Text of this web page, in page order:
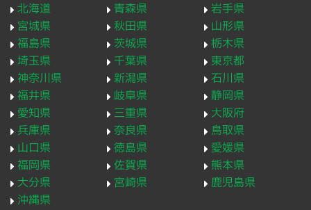
北海道 青森県
岩手県
宮城県
秋田県
山形県
福島県
茨城県
栃木県
埼玉県
千葉県
東京都
神奈川県
新潟県
石川県
福井県
岐阜県
静岡県
愛知県
三重県
大阪府
兵庫県
奈良県
鳥取県
山口県
徳島県
愛媛県
福岡県
佐賀県
熊本県
大分県
宮崎県
鹿児島県
沖縄県